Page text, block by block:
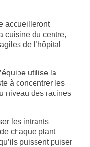
accueilleront
cuisine du centre,
de l’hôpital
utilise la
à concentrer les
niveau des racines
les intrants
chaque plant
puissent puiser